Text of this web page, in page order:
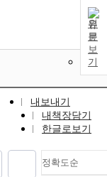
원
문
보
기
내보내기
내책장담기
한글로보기
정확도순